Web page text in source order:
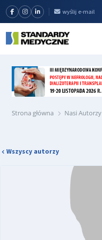
wyślij e-mail
Strona główna Nasi Autorzy
Wszyscy autorzy